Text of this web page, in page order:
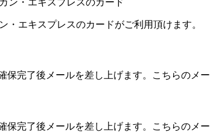
エキスプレスのカードがご利用頂けます。
保完了後メールを差し上げます。こちらのメ
保完了後メールを差し上げます。こちらのメ